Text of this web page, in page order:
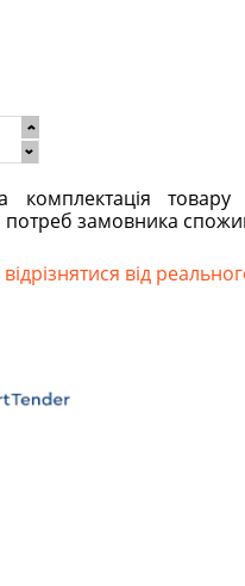
комплектація
замовника
від